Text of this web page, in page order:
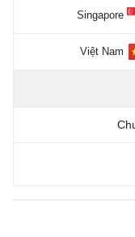
Singapore
Việt Nam